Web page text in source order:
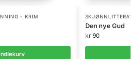
- KRIM
Den nye Gud
kr90